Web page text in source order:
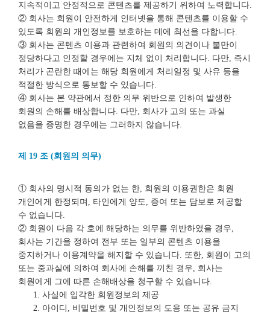
지속적이고 안정적으로 콘텐츠를 제공하기 위하여 노력합니다.
② 회사는 회원이 안전하게 인터넷을 통해 콘텐츠를 이용할 수
있도록 회원의 개인정보를 보호하는 데에 최선을 다합니다.
③ 회사는 콘텐츠 이용과 관련하여 회원의 의견이나 불만이
정당하다고 인정할 경우에는 지체 없이 처리합니다. 다만, 즉시
처리가 곤란한 때에는 해당 회원에게 처리일정 및 사유 등을
적절한 방식으로 통보할 수 있습니다.
④ 회사는 본 약관에서 정한 의무 위반으로 인하여 발생한
회원의 손해를 배상합니다. 다만, 회사가 고의 또는 과실
없음을 증명한 경우에는 그러하지 않습니다.
제 19 조 (회원의 의무)
① 회사의 명시적 동의가 없는 한, 회원의 이용권한은 회원
개인에게 한정되며, 타인에게 양도, 증여 또는 담보로 제공할
수 없습니다.
② 회원이 다음 각 호에 해당하는 의무를 위반하였을 경우,
회사는 기간을 정하여 전부 또는 일부의 콘텐츠 이용을
중지하거나 이용계약을 해지할 수 있습니다. 또한, 회원이 고의
또는 중과실에 의하여 회사에 손해를 끼친 경우, 회사는
회원에게 그에 따른 손해배상을 청구할 수 있습니다.
사실에 입각한 회원정보의 제공
아이디, 비밀번호 및 개인정보의 도용 또는 공유 금지